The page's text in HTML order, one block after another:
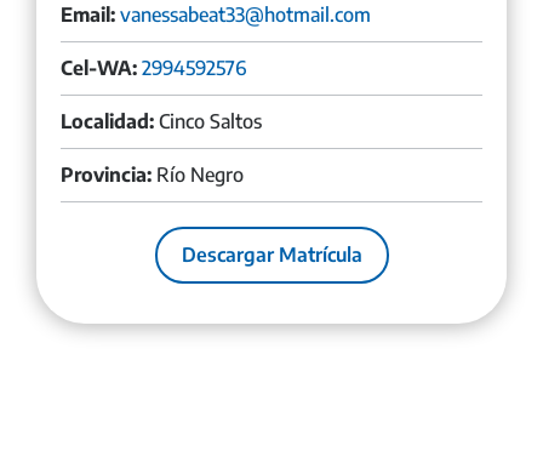
Email: vanessabeat33@hotmail.com
Cel-WA: 2994592576
Localidad: Cinco Saltos
Provincia: Río Negro
Descargar Matrícula